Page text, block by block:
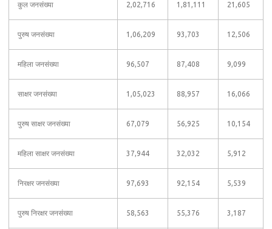
कुल जनसंख्या 2,02,716 1,81,111 21,605
पुरुष जनसंख्या 1,06,209 93,703 12,506
महिला जनसंख्या 96,507 87,408 9,099
साक्षर जनसंख्या 1,05,023 88,957 16,066
पुरुष साक्षर जनसंख्या 67,079 56,925 10,154
महिला साक्षर जनसंख्या 37,944 32,032 5,912
निरक्षर जनसंख्या 97,693 92,154 5,539
पुरुष निरक्षर जनसंख्या 58,563 55,376 3,187